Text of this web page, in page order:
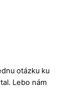
otázku ku
Lebo nám